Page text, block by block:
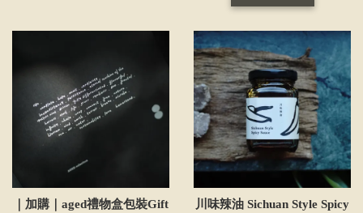
｜加購｜aged禮物盒包裝Gift
川味辣油 Sichuan Style Spicy